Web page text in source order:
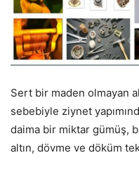
Sert bir maden olmayan
sebebiyle ziynet
daima bir miktar gümüş,
altın, dövme ve döküm